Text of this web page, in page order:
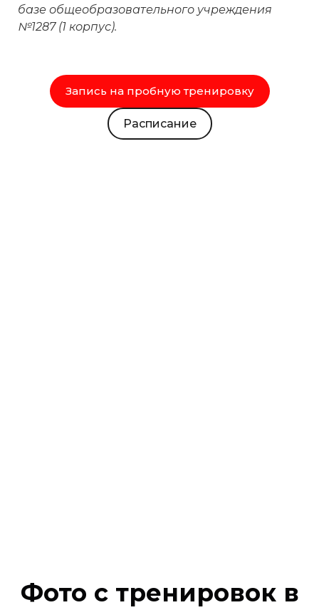
базе общеобразовательного учреждения
№1287 (1 корпус).
Запись на пробную тренировку
Расписание
Фото с тренировок в